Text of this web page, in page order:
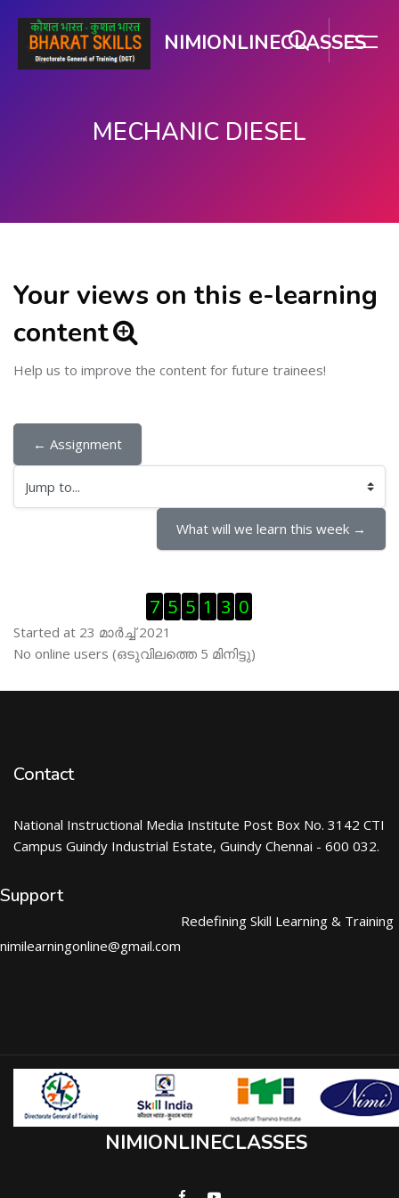
NIMIONLINECLASSES
MECHANIC DIESEL
Your views on this e-learning
content
Help us to improve the content for future trainees!
← Assignment
Jump to...
What will we learn this week →
7 5 5 1 3 0
Started at 23 മാര്‍ച്ച് 2021
Skip ഓണ്‍ലയിന്‍ ഉപഭൊക്താക്കള്‍
No online users (ഒടുവിലത്തെ 5 മിനിട്ടു)
Contact
National Instructional Media Institute Post Box No. 3142 CTI
Campus Guindy Industrial Estate, Guindy Chennai - 600 032.
Support
nimilearningonline@gmail.com
Redefining Skill Learning & Training
NIMIONLINECLASSES